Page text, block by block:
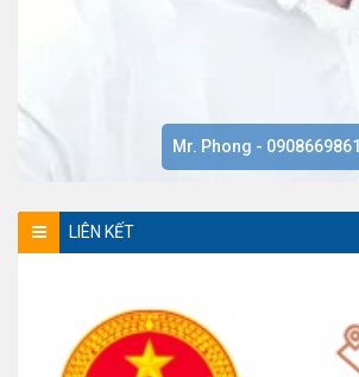
Mr. Phong - 0908669861
LIÊN KẾT